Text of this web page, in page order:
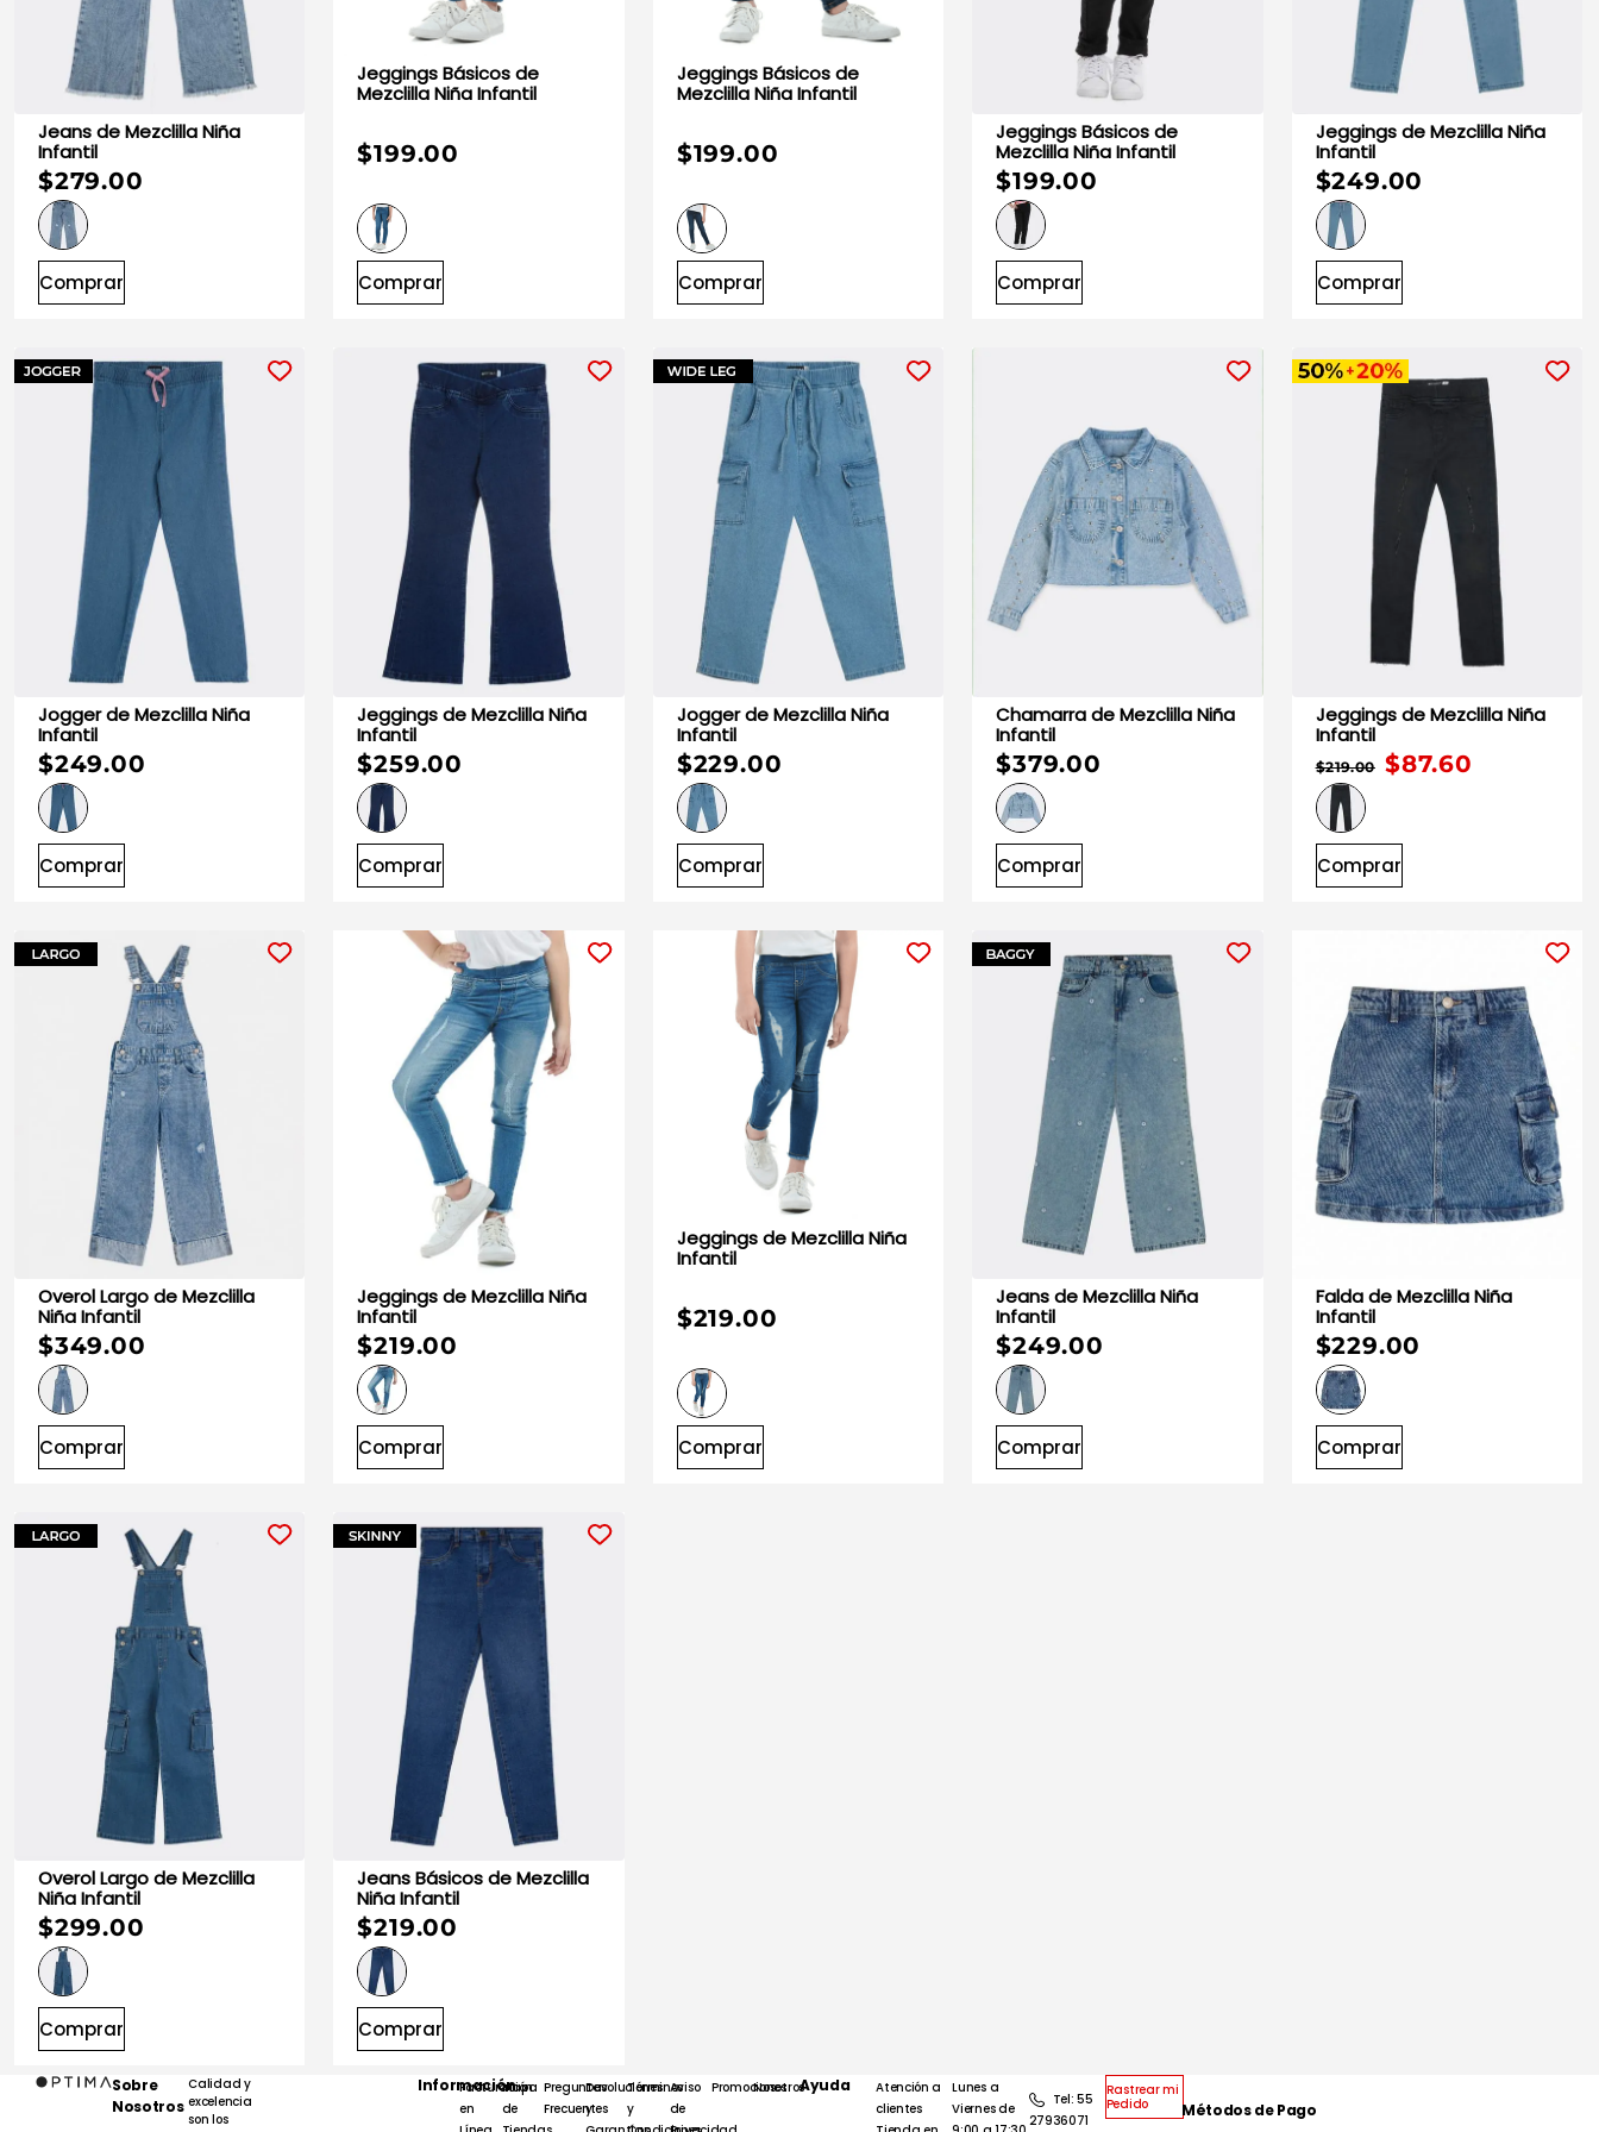
Jeans de Mezclilla Niña
Infantil
$279.00
Comprar
Jeggings Básicos de
Mezclilla Niña Infantil
$199.00
Comprar
Jeggings Básicos de
Mezclilla Niña Infantil
$199.00
Comprar
Jeggings Básicos de
Mezclilla Niña Infantil
$199.00
Comprar
Jeggings de Mezclilla Niña
Infantil
$249.00
Comprar
Jogger de Mezclilla Niña
Infantil
$249.00
Comprar
Jeggings de Mezclilla Niña
Infantil
$259.00
Comprar
Jogger de Mezclilla Niña
Infantil
$229.00
Comprar
Chamarra de Mezclilla Niña
Infantil
$379.00
Comprar
Jeggings de Mezclilla Niña
Infantil
$87.60
$219.00
Comprar
Overol Largo de Mezclilla
Niña Infantil
$349.00
Comprar
Jeggings de Mezclilla Niña
Infantil
$219.00
Comprar
Jeggings de Mezclilla Niña
Infantil
$219.00
Comprar
Jeans de Mezclilla Niña
Infantil
$249.00
Comprar
Falda de Mezclilla Niña
Infantil
$229.00
Comprar
Overol Largo de Mezclilla
Niña Infantil
$299.00
Comprar
Jeans Básicos de Mezclilla
Niña Infantil
$219.00
Comprar
Sobre
Nosotros
Calidad y
excelencia
son los
Información
Facturación
en
Mapa
de
Preguntas
Frecuentes
Devoluciones
y
Términos
y
Aviso
de
Promociones
NosotrosAyuda
Atención a
clientes
Lunes a
Viernes de
Tel: 55
27936071
Rastrear mi
Pedido
Métodos de Pago
playera manga larga